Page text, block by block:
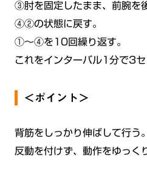
③肘を固定したまま、前腕を
④②の状態に戻す。
①〜④を10回繰り返す。
これをインターバル1分で3セ
＜ポイント＞
背筋をしっかり伸ばして行う。
反動を付けず、動作をゆっく